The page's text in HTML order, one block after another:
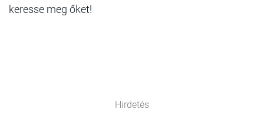
keresse meg őket!
Hirdetés